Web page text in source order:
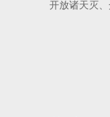
开放诸天灭